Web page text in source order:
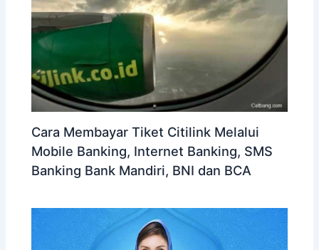
Cara Membayar Tiket Citilink Melalui
Mobile Banking, Internet Banking, SMS
Banking Bank Mandiri, BNI dan BCA